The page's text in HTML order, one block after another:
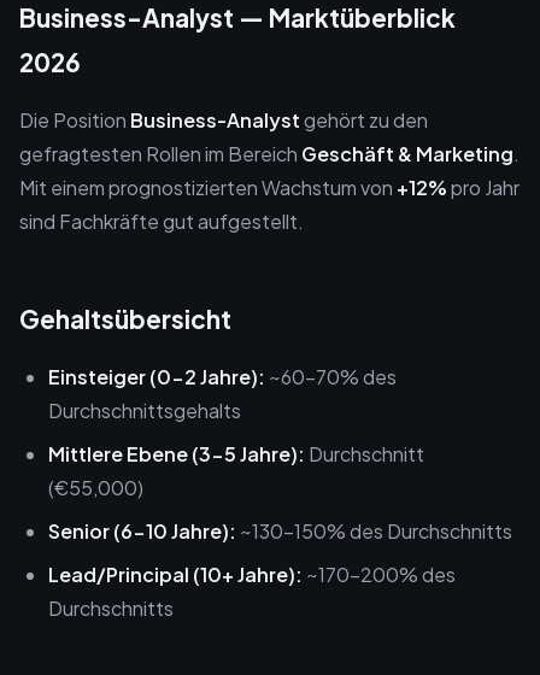
Business-Analyst — Marktüberblick
2026
Die Position Business-Analystgehört zu den
gefragtesten Rollen im Bereich Geschäft & Marketing.
Mit einem prognostizierten Wachstum von +12%pro Jahr
sind Fachkräfte gut aufgestellt.
Gehaltsübersicht
Einsteiger (0-2 Jahre): ~60-70% des
Durchschnittsgehalts
Mittlere Ebene (3-5 Jahre): Durchschnitt
(€55,000)
Senior (6-10 Jahre): ~130-150% des Durchschnitts
Lead/Principal (10+ Jahre): ~170-200% des
Durchschnitts